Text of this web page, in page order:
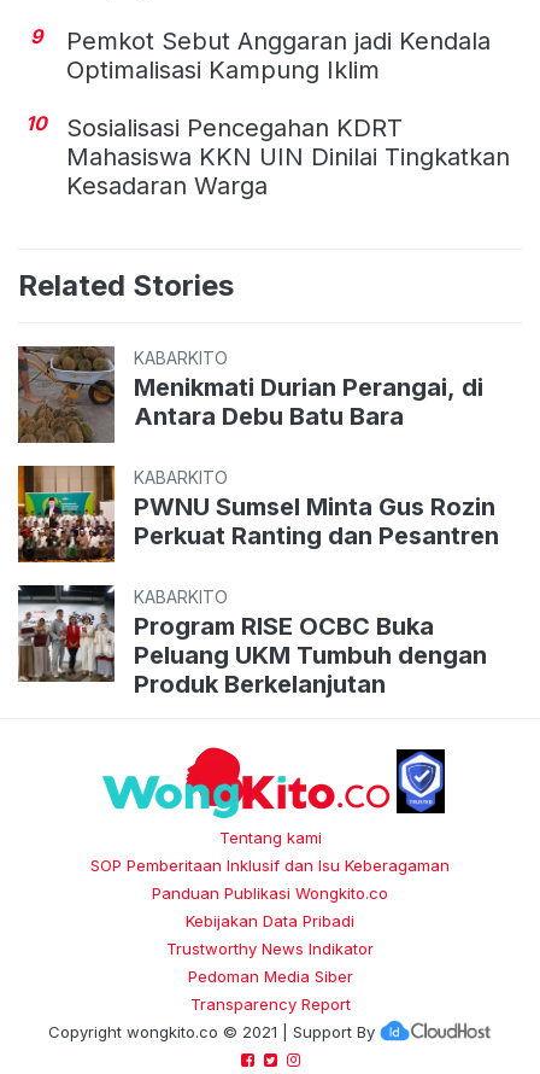
9
Pemkot Sebut Anggaran jadi Kendala
Optimalisasi Kampung Iklim
10
Sosialisasi Pencegahan KDRT
Mahasiswa KKN UIN Dinilai Tingkatkan
Kesadaran Warga
Related Stories
KABARKITO
Menikmati Durian Perangai, di
Antara Debu Batu Bara
KABARKITO
PWNU Sumsel Minta Gus Rozin
Perkuat Ranting dan Pesantren
KABARKITO
Program RISE OCBC Buka
Peluang UKM Tumbuh dengan
Produk Berkelanjutan
Tentang kami
SOP Pemberitaan Inklusif dan Isu Keberagaman
Panduan Publikasi Wongkito.co
Kebijakan Data Pribadi
Trustworthy News Indikator
Pedoman Media Siber
Transparency Report
Copyright wongkito.co © 2021 | Support By